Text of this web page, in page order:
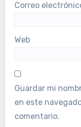
Correo
Web
Guardar mi
en este
comentario.